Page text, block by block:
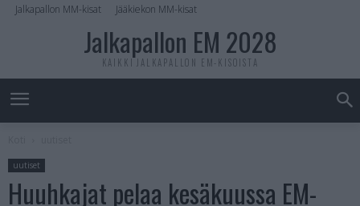
Jalkapallon MM-kisat Jääkiekon MM-kisat
Jalkapallon EM 2028
KAIKKI JALKAPALLON EM-KISOISTA
uutiset
Huuhkajat pelaa kesäkuussa EM-